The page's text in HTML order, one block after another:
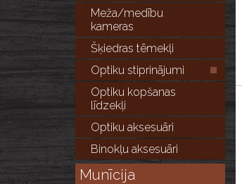
Meža/medību
kameras
Šķiedras tēmekļi
Optiku stiprinājumi
Optiku kopšanas
līdzekļi
Optiku aksesuāri
Binokļu aksesuāri
Munīcija